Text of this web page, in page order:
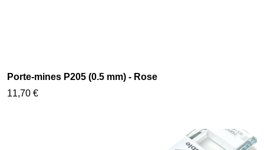
Porte-mines P205 (0.5 mm) - Rose
11,70 €